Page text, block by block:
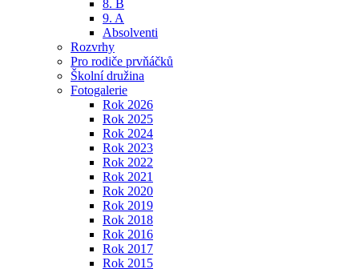
8. B
9. A
Absolventi
Rozvrhy
Pro rodiče prvňáčků
Školní družina
Fotogalerie
Rok 2026
Rok 2025
Rok 2024
Rok 2023
Rok 2022
Rok 2021
Rok 2020
Rok 2019
Rok 2018
Rok 2016
Rok 2017
Rok 2015